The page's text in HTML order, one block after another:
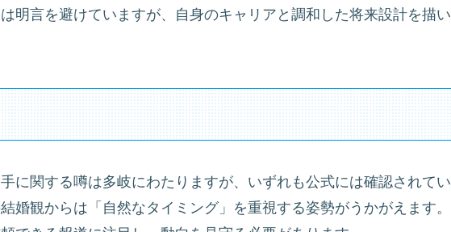
明言を避けていますが、自身のキャリアと調和した将来設計を描い
に関する噂は多岐にわたりますが、いずれも公式には確認されてい
婚観からは「自然なタイミング」を重視する姿勢がうかがえます。